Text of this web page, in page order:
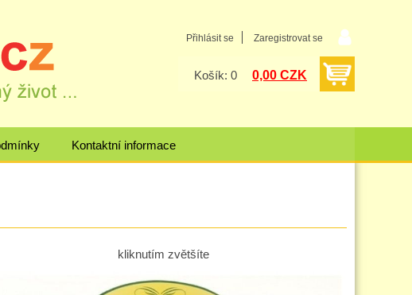
Přihlásit se Zaregistrovat se
Košík: 0 0,00 CZK
Kontaktní informace
kliknutím zvětšíte